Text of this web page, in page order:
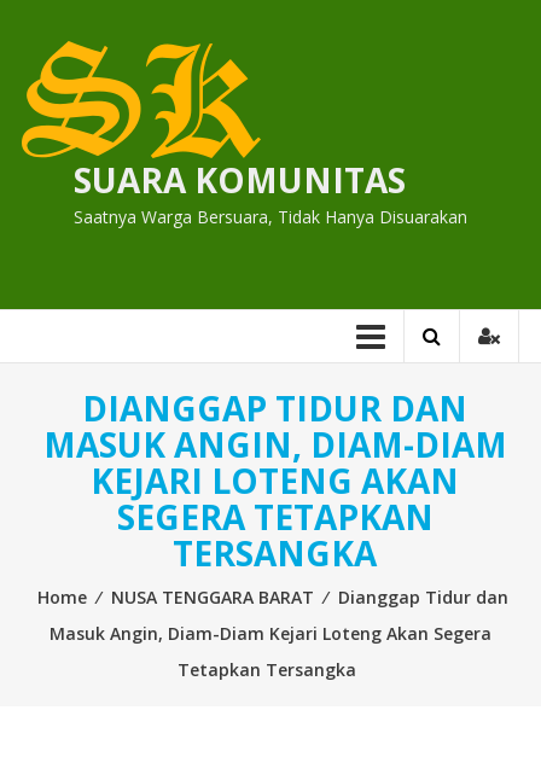
content
SUARA KOMUNITAS
Saatnya Warga Bersuara, Tidak Hanya Disuarakan
DIANGGAP TIDUR DAN
MASUK ANGIN, DIAM-DIAM
KEJARI LOTENG AKAN
SEGERA TETAPKAN
TERSANGKA
Home ⁄ NUSA TENGGARA BARAT ⁄ Dianggap Tidur dan
Masuk Angin, Diam-Diam Kejari Loteng Akan Segera
Tetapkan Tersangka